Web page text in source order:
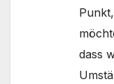
dass